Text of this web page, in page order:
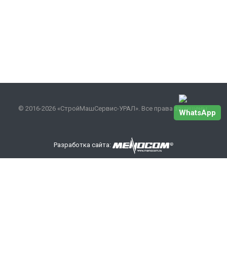
© 2016-2026 «СтройМашСервис-УРАЛ». Все права защищены.
Разработка сайта:
WhatsApp